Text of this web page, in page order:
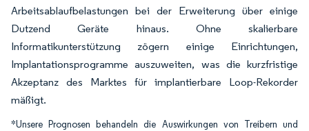
Arbeitsablaufbelastungen bei der Erweiterung über einige
Dutzend Geräte hinaus. Ohne skalierbare
Informatikunterstützung zögern einige Einrichtungen,
Implantationsprogramme auszuweiten, was die kurzfristige
Akzeptanz des Marktes für implantierbare Loop-Rekorder
mäßigt.
*Unsere Prognosen behandeln die Auswirkungen von Treibern und